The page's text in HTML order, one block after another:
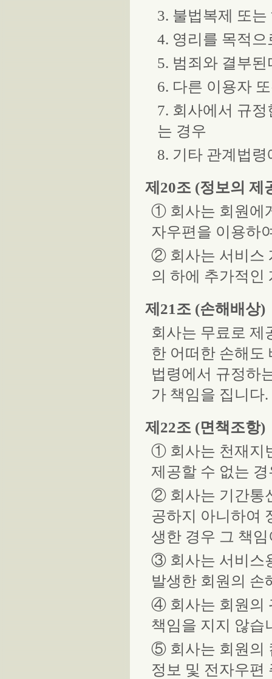
3. 불법복제 또
4. 영리를 목적
5. 범죄와 결부
6. 다른 이용자
7. 회사에서 규
는 경우
8. 기타 관계법
제20조 (정보의 제
① 회사는 회원에
자우편을 이용하
② 회사는 서비스
의 하에 추가적인
제21조 (손해배상)
회사는 무료로 제
한 어떠한 손해도
법령에서 규정하
가 책임을 집니다.
제22조 (면책조항)
① 회사는 천재지
제공할 수 없는
② 회사는 기간통
공하지 아니하여
생한 경우 그 책
③ 회사는 서비스
발생한 회원의 손
④ 회사는 회원의
책임을 지지 않습
⑤ 회사는 회원의
정보 및 전자우편